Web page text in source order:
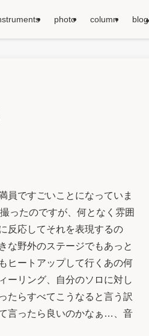
photo column blog
員ですごいことになっていま
ったのですが、何となく雰囲
反応してそれを表現するの
な野外のステージでもあっと
ヒートアップして行くあの何
ーリング、自分のソロに対し
たらすべてこうなると言う訳
言ったら良いのかなぁ…、音